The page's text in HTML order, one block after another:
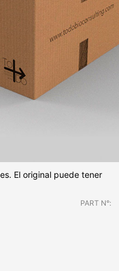
El original puede tener
PART N°: